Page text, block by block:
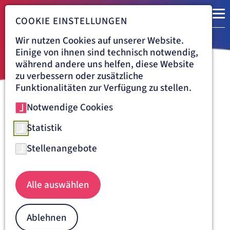
Navigationspfad
KLINIK VINCENTINUM AUGSBURG
KARRIERE
MANAGEMENT UND VERWALTUNGSDIENST
Fort- und Weiterbildungen für
Management und
Verwaltungdienst in der Klinik
Vincentinum
COOKIE EINSTELLUNGEN
Wir nutzen Cookies auf unserer Website.
Einige von ihnen sind technisch notwendig,
während andere uns helfen, diese Website
zu verbessern oder zusätzliche
Funktionalitäten zur Verfügung zu stellen.
Notwendige Cookies
Statistik
Stellenangebote
Alle auswählen
Ablehnen